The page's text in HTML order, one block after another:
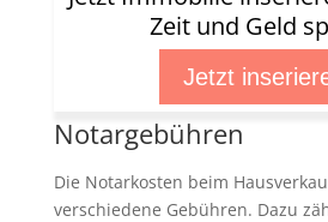
Zeit und Geld
Jetzt
Notargebühren
Die Notarkosten beim
verschiedene Gebühren. Dazu